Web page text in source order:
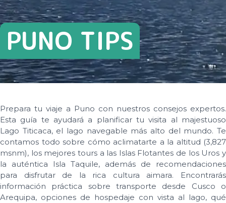
PUNO TIPS
Prepara tu viaje a Puno con nuestros consejos expertos.
Esta guía te ayudará a planificar tu visita al majestuoso
Lago Titicaca, el lago navegable más alto del mundo. Te
contamos todo sobre cómo aclimatarte a la altitud (3,827
msnm), los mejores tours a las Islas Flotantes de los Uros y
la auténtica Isla Taquile, además de recomendaciones
para disfrutar de la rica cultura aimara. Encontrarás
información práctica sobre transporte desde Cusco o
Arequipa, opciones de hospedaje con vista al lago, qué